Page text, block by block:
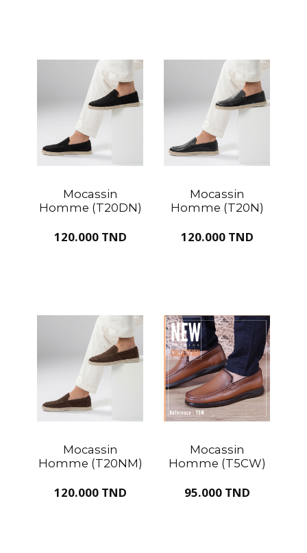
Mocassin
Homme (T20DN)
120.000 TND
Mocassin
Homme (T20N)
120.000 TND
Mocassin
Homme (T20NM)
120.000 TND
Mocassin
Homme (T5CW)
95.000 TND